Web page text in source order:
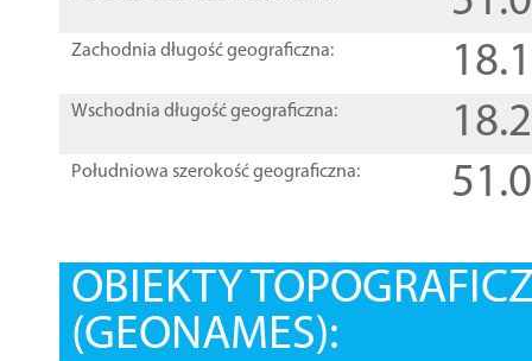
Zachodnia długość geograficzna:
Wschodnia długość geograficzna:
Południowa szerokość geograficzna:
OBIEKTY
(GEONAMES):